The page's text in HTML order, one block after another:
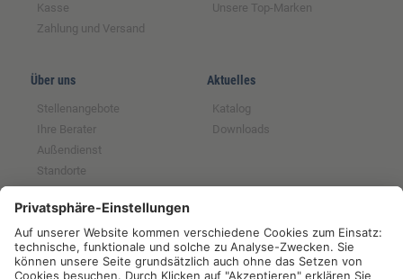
Kasse
Zahlung und Versand
Unsere Top-Marken
Über uns
Stellenangebote
Ihre Berater
Außendienst
Standorte
Aktuelles
Katalog
Downloads
Partnerschaften
Tochter der GFS SCE
Rechtliches
Impressum